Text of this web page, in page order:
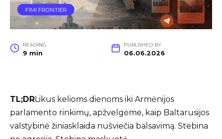
FIMI FRONTIER
READING
9 min
PUBLISHED BY
06.06.2026
TL;DRLikus kelioms dienoms iki Armėnijos
parlamento rinkimų, apžvelgėme, kaip Baltarusijos
valstybinė žiniasklaida nušviečia balsavimą. Stebina